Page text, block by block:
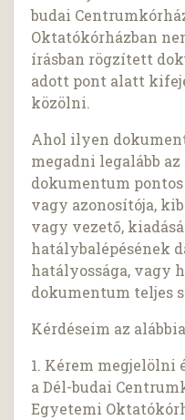
budai
Oktatókórházban
írásban rögzített
adott pont alatt
közölni.
Ahol ilyen
megadni legalább
dokumentum
vagy azonosítója,
vagy vezető,
hatálybalépésének
hatályossága, vagy
dokumentum teljes
Kérdéseim az
1. Kérem megjelölni
a Dél-budai
Egyetemi